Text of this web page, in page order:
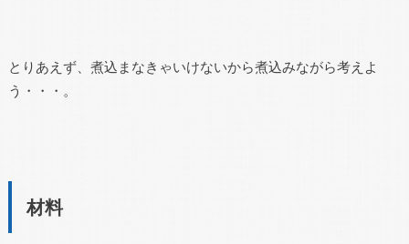
とりあえず、煮込まなきゃいけないから煮込みながら考えよ
う・・・。
材料